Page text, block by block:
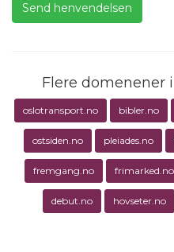
Flere domenener
oslotransport.no bibler.no
ostsiden.no pleiades.no
fremgang.no frimarked.no
debut.no hovseter.no